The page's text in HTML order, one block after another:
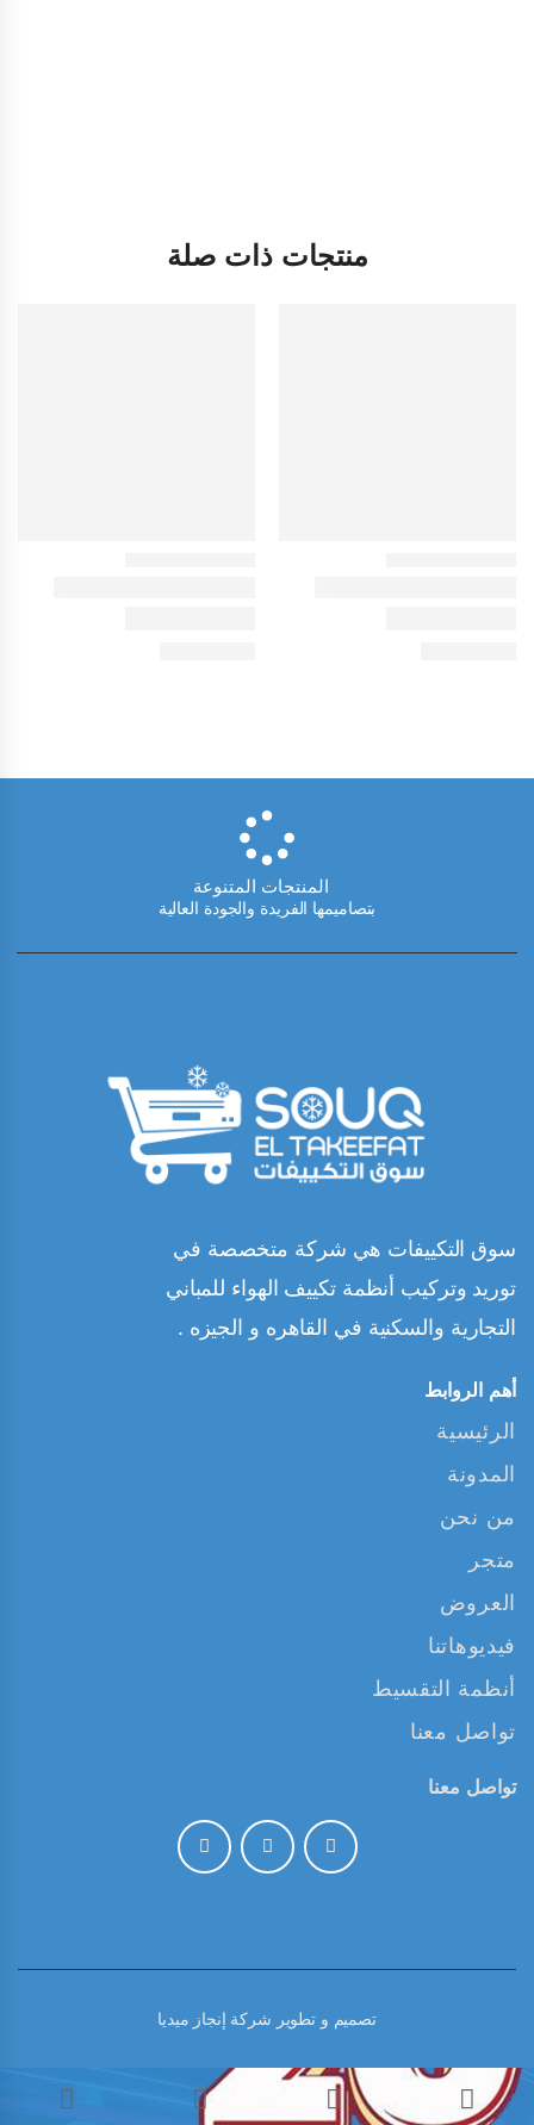
منتجات ذات صلة
المنتجات المتنوعة
بتصاميمها الفريدة والجودة العالية
سوق التكييفات هي شركة متخصصة في
توريد وتركيب أنظمة تكييف الهواء للمباني
التجارية والسكنية في القاهره و الجيزه .
أهم الروابط
الرئيسية
المدونة
من نحن
متجر
العروض
فيديوهاتنا
أنظمة التقسيط
تواصل معنا
تواصل معنا
تصميم و تطوير شركة إنجاز ميديا